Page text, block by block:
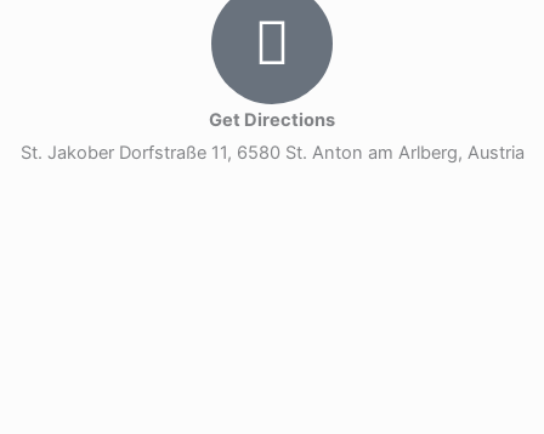
Get Directions
St. Jakober Dorfstraße 11, 6580 St. Anton am Arlberg, Austria